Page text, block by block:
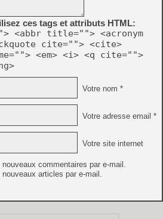
ces tags et attributs HTML:
<abbr title=""> <acronym
cite=""> <cite>
<em> <i> <q cite="">
Votre nom *
Votre adresse email *
Votre site internet
commentaires par e-mail.
articles par e-mail.